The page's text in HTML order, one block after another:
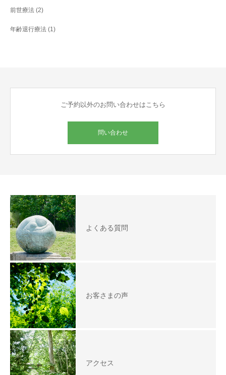
前世療法 (2)
年齢退行療法 (1)
ご予約以外のお問い合わせはこちら
問い合わせ
よくある質問
お客さまの声
アクセス